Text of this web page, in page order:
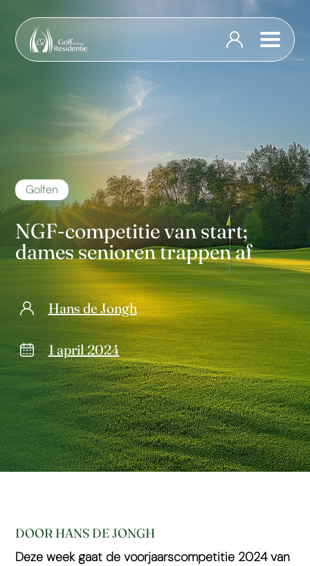
Golfen
NGF-competitie van start;
dames senioren trappen af
Hans de Jongh
1 april 2024
DOOR HANS DE JONGH
Deze week gaat de voorjaarscompetitie 2024 van